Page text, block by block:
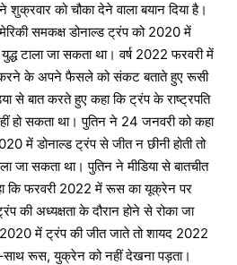
शुक्रवार को चौका देने वाला बयान दिया है।
समकक्ष डोनाल्ड ट्रंप को 2020 में
टाला जा सकता था। वर्ष 2022 फरवरी में
के अपने फैसले को संकट बताते हुए रूसी
से बात करते हुए कहा कि ट्रंप के राष्ट्रपति
हो सकता था। पुतिन ने 24 जनवरी को कहा
में डोनाल्ड ट्रंप से जीत न छीनी होती तो
जा सकता था। पुतिन ने मीडिया से बातचीत
कि फरवरी 2022 में रूस का यूक्रेन पर
की अध्यक्षता के दौरान होने से रोका जा
में ट्रंप की जीत जाते तो शायद 2022
रूस, युक्रेन को नहीं देखना पड़ता।